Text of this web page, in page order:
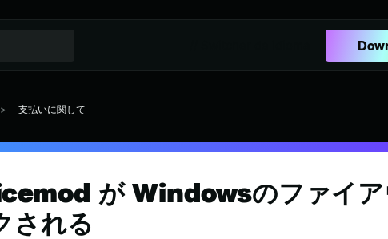
支払いに関して
が Windowsのファイア
される